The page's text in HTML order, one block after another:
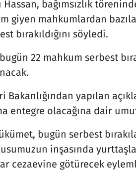
Hassan, bağımsızlık
giyen mahkumlardan
bırakıldığını söyledi.
22 mahkum serbest
Bakanlığından yapılan
entegre olacağına dair
bugün serbest
inşasında
cezaevine götürecek